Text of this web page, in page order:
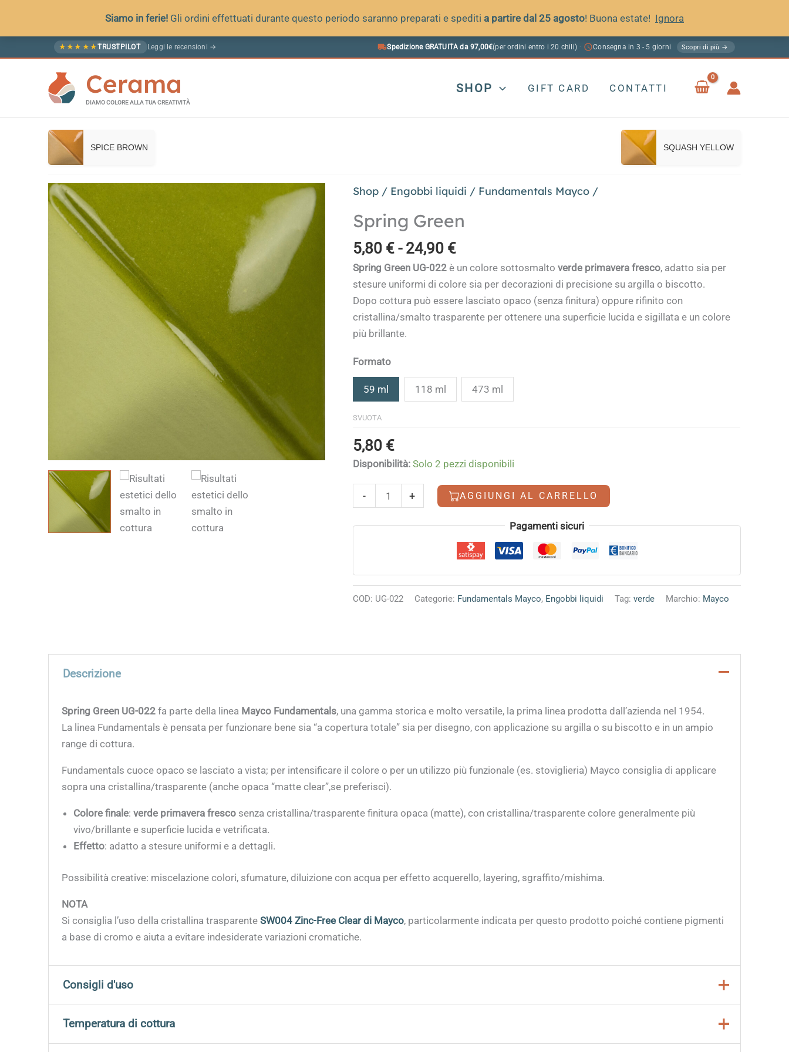
Siamo in ferie! Gli ordini effettuati durante questo periodo saranno preparati e spediti a partire dal 25 agosto! Buona estate! Ignora
al
★ ★ ★ ★ ★TRUSTPILOT Leggi le recensioni → Spedizione GRATUITA da 97,00€(per ordini entro i 20 chili) · Consegna in 3 - 5 giorni Scopri di più →
Cerama
DIAMO COLORE ALLA TUA CREATIVITÀ
SHOP GIFT CARD CONTATTI
SPICE BROWN SQUASH YELLOW
Shop / Engobbi liquidi / Fundamentals Mayco /
Spring Green
5,80 € - 24,90 €Fascia
di
prezzo:
da
5,80 €
Spring Green UG-022 è un colore sottosmaltoverde primavera fresco, adatto sia per
stesure uniformi di colore sia per decorazioni di precisione su argilla o biscotto.
Dopo cottura può essere lasciato opaco (senza finitura) oppure rifinito con
cristallina/smalto trasparente per ottenere una superficie lucida e sigillata e un colore
più brillante.
Formato
59 ml 118 ml 473 ml
SVUOTA
5,80 €
Disponibilità: Solo 2 pezzi disponibili
-
Green
quantità
+ AGGIUNGI AL CARRELLO
Alternative: Pagamenti sicuri
COD: UG-022 Categorie: Fundamentals Mayco, Engobbi liquidi Tag:verde Marchio: Mayco
Descrizione
Spring Green UG-022 fa parte della linea Mayco Fundamentals, una gamma storica e molto versatile, la prima linea prodotta dall’azienda nel 1954.
La linea Fundamentals è pensata per funzionare bene sia “a copertura totale” sia per disegno, con applicazione su argilla o su biscotto e in un ampio
range di cottura.
Fundamentals cuoce opaco se lasciato a vista; per intensificare il colore o per un utilizzo più funzionale (es. stoviglieria) Mayco consiglia di applicare
sopra una cristallina/trasparente (anche opaca “matte clear”,se preferisci).
Colore finale:verde primavera fresco senza cristallina/trasparente finitura opaca (matte), con cristallina/trasparente colore generalmente più
vivo/brillante e superficie lucida e vetrificata.
Effetto: adatto a stesure uniformi e a dettagli.
Possibilità creative: miscelazione colori, sfumature, diluizione con acqua per effetto acquerello, layering, sgraffito/mishima.
NOTA
Si consiglia l’uso della cristallina trasparenteSW004 Zinc-Free Clear di Mayco, particolarmente indicata per questo prodotto poiché contiene pigmenti
a base di cromo e aiuta a evitare indesiderate variazioni cromatiche.
Consigli d'uso
Agitare bene prima dell’uso;
Temperatura di cottura